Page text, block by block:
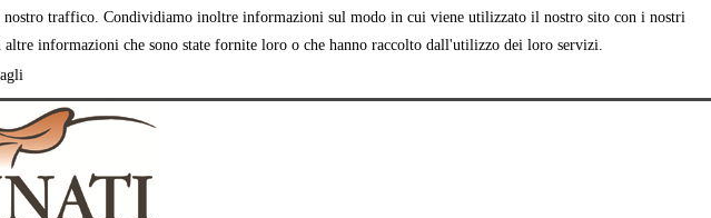
traffico. Condividiamo inoltre informazioni sul modo in cui viene utilizzato il nostro sito con i nostri
informazioni che sono state fornite loro o che hanno raccolto dall'utilizzo dei loro servizi.
 Accedi shopping_cart Carrello(0)